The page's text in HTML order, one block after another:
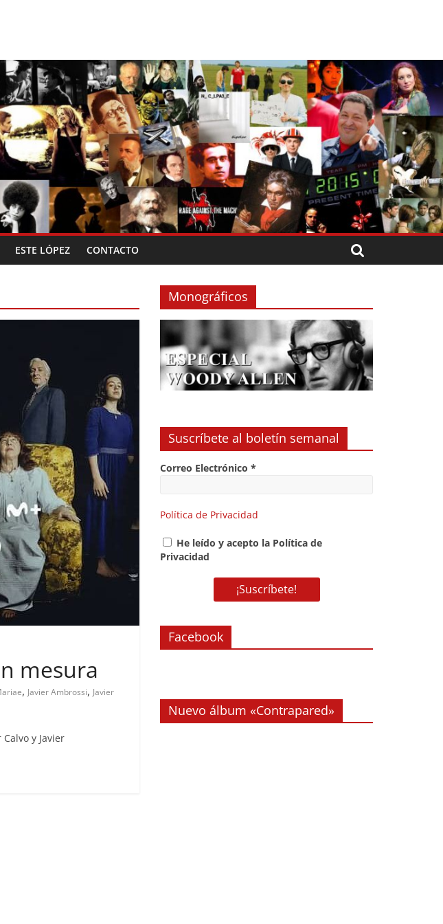
ESTE LÓPEZ CONTACTO
mesura
, Javier Ambrossi, Javier
y Javier
Monográficos
Suscríbete al boletín semanal
Correo Electrónico *
Política de Privacidad
He leído y acepto la Política de
Privacidad
Facebook
Nuevo álbum «Contrapared»